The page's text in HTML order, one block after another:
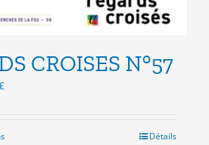
CROISES N°57
Ce
Détails